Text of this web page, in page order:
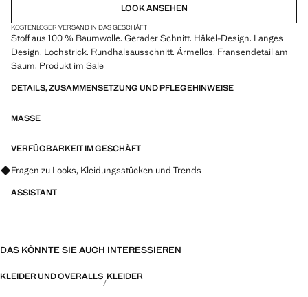
LOOK ANSEHEN
KOSTENLOSER VERSAND IN DAS GESCHÄFT
Stoff aus 100 % Baumwolle. Gerader Schnitt. Häkel-Design. Langes
Design. Lochstrick. Rundhalsausschnitt. Ärmellos. Fransendetail am
Saum. Produkt im Sale
DETAILS, ZUSAMMENSETZUNG UND PFLEGEHINWEISE
MASSE
VERFÜGBARKEIT IM GESCHÄFT
Fragen zu Looks, Kleidungsstücken und Trends
ASSISTANT
DAS KÖNNTE SIE AUCH INTERESSIEREN
KLEIDER UND OVERALLS KLEIDER